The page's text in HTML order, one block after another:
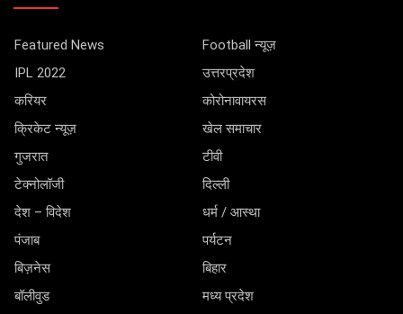
Featured News
Football न्यूज़
IPL 2022
उत्तरप्रदेश
करियर
कोरोनावायरस
क्रिकेट न्यूज़
खेल समाचार
गुजरात
टीवी
टेक्नोलॉजी
दिल्ली
देश – विदेश
धर्म / आस्था
पंजाब
पर्यटन
बिज़नेस
बिहार
बॉलीवुड
मध्य प्रदेश